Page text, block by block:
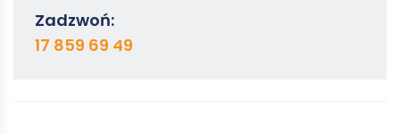
Zadzwoń:
17 859 69 49